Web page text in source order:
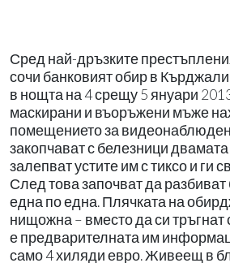
Сред най-дръзките
сочи банковият обир в
в нощта на 4 срещу 5 януари
маскирани и въоръжени мъже
помещението за
закопчават с белезници
залепват устите им с тиксо и ги
След това започват да разбиват
една по една. Плячката на
нищожна – вместо да си тръгнат
е предварителната им
само 4 хиляди евро. Живеещ в